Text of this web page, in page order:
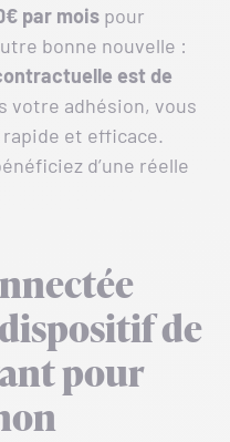
par mois pour
bonne nouvelle :
est de
votre adhésion, vous
et efficace.
d’une réelle
de
pour